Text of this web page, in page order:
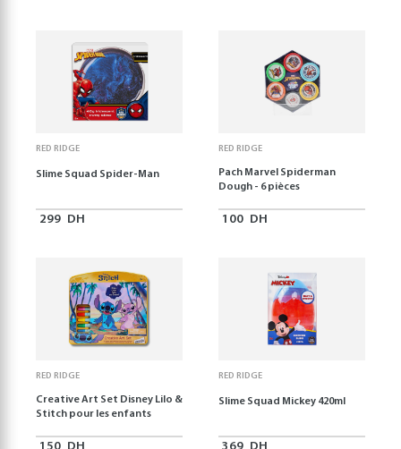
RED RIDGE
Slime Squad Spider-Man
299 DH
RED RIDGE
Pach Marvel Spiderman
Dough - 6 pièces
100 DH
RED RIDGE
Creative Art Set Disney Lilo &
Stitch pour les enfants
RED RIDGE
Slime Squad Mickey 420ml